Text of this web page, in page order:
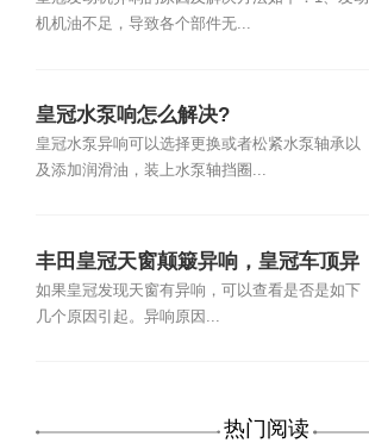
机机油不足，导致各个部件无...
皇冠水泵响怎么解决?
皇冠水泵异响可以选择更换或者松紧水泵轴承以
及添加润滑油，装上水泵轴挡圈...
丰田皇冠天窗颠簸异响，皇冠车顶异
响解决
如果皇冠发现天窗有异响，可以查看是否是如下
几个原因引起。异响原因...
热门阅读